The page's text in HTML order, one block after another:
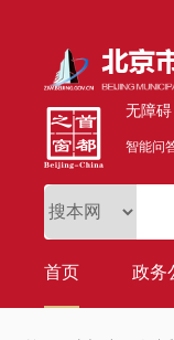
无障碍
智能问
首页 政务